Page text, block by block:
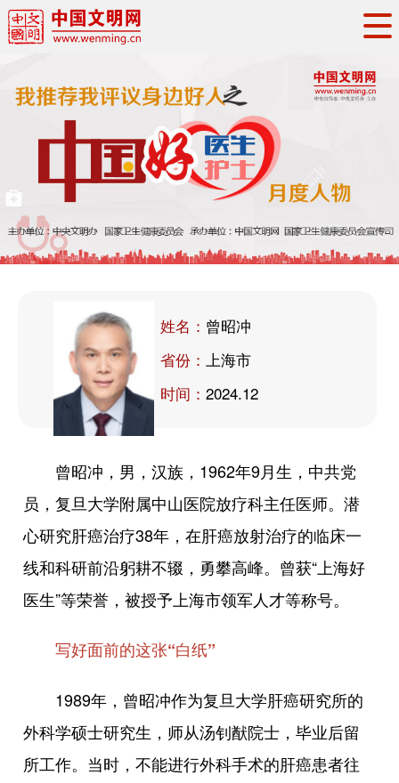
工作动态
权威发布
资讯联播
文明培育
文明实践
文明创建
文明之光
文明影音 文明矩阵
姓名： 曾昭冲
省份： 上海市
时间： 2024.12
曾昭冲，男，汉族，1962年9月生，中共党
员，复旦大学附属中山医院放疗科主任医师。潜
心研究肝癌治疗38年，在肝癌放射治疗的临床一
线和科研前沿躬耕不辍，勇攀高峰。曾获“上海好
医生”等荣誉，被授予上海市领军人才等称号。
写好面前的这张“白纸”
1989年，曾昭冲作为复旦大学肝癌研究所的
外科学硕士研究生，师从汤钊猷院士，毕业后留
所工作。当时，不能进行外科手术的肝癌患者往